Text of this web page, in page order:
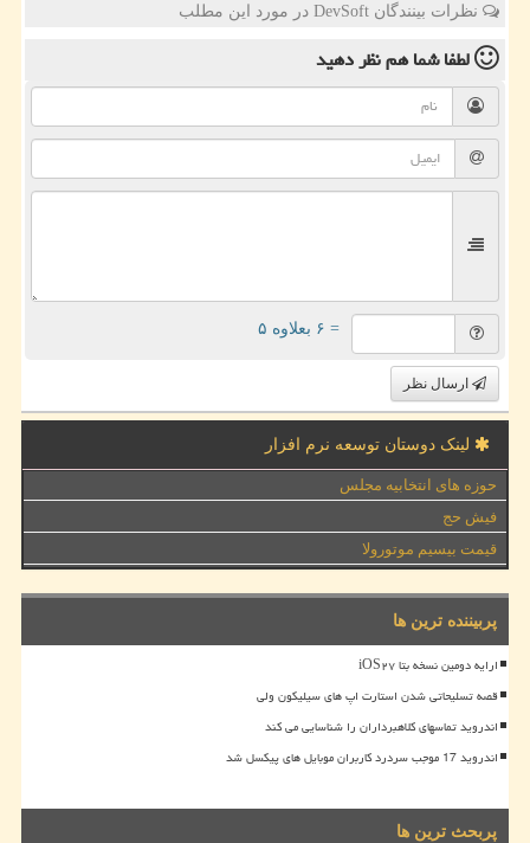
نظرات بینندگان DevSoft در مورد این مطلب
لطفا شما همنظر دهید
= ۶ بعلاوه ۵
ارسال نظر
لینک دوستان توسعه نرم افزار
حوزه های انتخابیه مجلس
فیش حج
قیمت بیسیم موتورولا
پربیننده ترین ها
ارایه دومین نسخه بتا iOS۲۷
قصه تسلیحاتی شدن استارت اپ های سیلیکون ولی
اندروید تماسهای کلاهبرداران را شناسایی می کند
اندروید 17 موجب سردرد کاربران موبایل های پیکسل شد
پربحث ترین ها